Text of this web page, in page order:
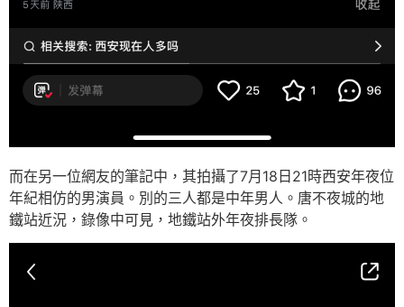
而在另一位網友的筆記中，其拍攝了7月18日21時西安年夜位
年紀相仿的男演員。別的三人都是中年男人。唐不夜城的地
鐵站近況，錄像中可見，地鐵站外年夜排長隊。